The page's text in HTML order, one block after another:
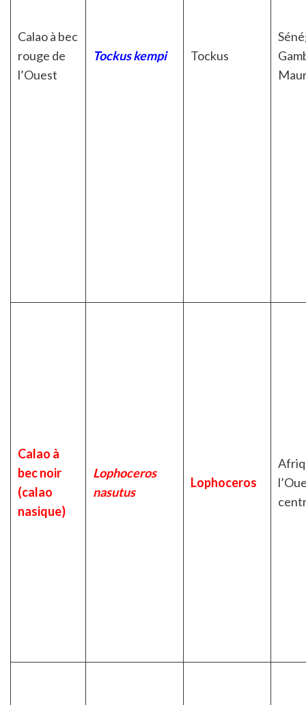
Calao à bec
rouge de
l’Ouest
Tockus kempi Tockus
Calao à
bec noir
(calao
nasique)
Lophoceros
nasutus
Lophoceros